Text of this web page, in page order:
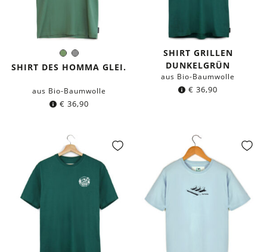
Olivgrün
Grau
Farbe:
SHIRT DES HOMMA GLEI.
aus Bio-Baumwolle
€ 36,90
SHIRT GRILLEN
DUNKELGRÜN
aus Bio-Baumwolle
€ 36,90